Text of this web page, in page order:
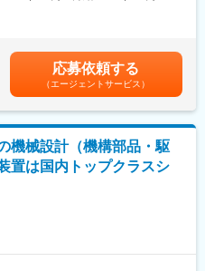
」の中に京都研究所があります。
、出来立てのコーヒーを飲みなが
後には、無料でアルコールやノン
バースペースも利用でき、リラッ
報交換や交流ができます。
土を大切にしており、役職名を使
」と呼び合う文化が根付いていま
直接貢献できる点が最大の魅力で
接に関わるデバイスであり、自身
で関与可能。
りながら、専門性と横断的な技術
の高いポジションです。
いただきます。その後、段階的に
となります。礼金が15万（単
手数料家賃1ヶ月分も会社負担と
安の金額であり、選考を通じて上
(月額)は固定手当を含めた表記で
応募依頼する
（エージェントサービス）
機械設計（機構部品・駆
置は国内トップクラスシ